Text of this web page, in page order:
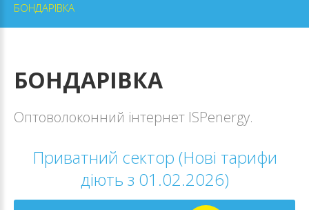
БОНДАРІВКА
БОНДАРІВКА
Оптоволоконний інтернет ISPenergy.
Приватний сектор (Нові тарифи
діють з 01.02.2026)